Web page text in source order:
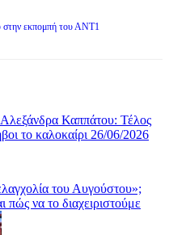
εκπομπή του ΑΝΤ1
Καππάτου: Τέλος
το καλοκαίρι 26/06/2026
του Αυγούστου»;
πώς να το διαχειριστούμε